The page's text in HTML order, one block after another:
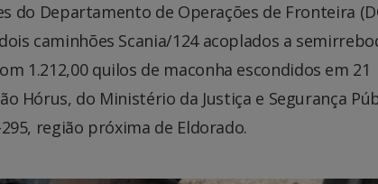
do Departamento de Operações de Fronteira
caminhões Scania/124 acoplados a
1.212,00 quilos de maconha escondidos em 21
Hórus, do Ministério da Justiça e Segurança
região próxima de Eldorado.